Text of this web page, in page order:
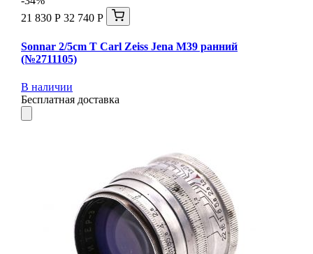
21 830 Р 32 740 Р
Sonnar 2/5cm T Carl Zeiss Jena М39 ранний
(№2711105)
В наличии
Бесплатная доставка